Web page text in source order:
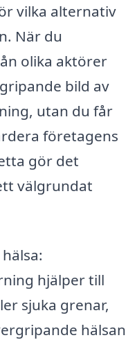
vilka alternativ
När du
olika aktörer
bild av
utan du får
företagens
gör det
välgrundat
hjälper till
sjuka grenar,
hälsan